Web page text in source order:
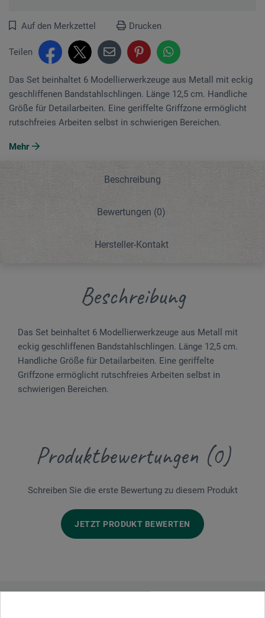
Auf den Merkzettel Drucken
Teilen
Das Set beinhaltet 6 Modellierwerkzeuge aus Metall mit eckig
geschliffenen ­Bandstahl­schlingen. Länge 12,5 cm. Handliche
Größe für Detail­arbeiten. Eine geriffelte Griffzone ermöglicht
rutschfreies Arbeiten selbst in schwierigen Bereichen.
Mehr
Beschreibung
Bewertungen (0)
Hersteller-Kontakt
Beschreibung
Das Set beinhaltet 6 Modellierwerkzeuge aus Metall mit
eckig geschliffenen ­Bandstahl­schlingen. Länge 12,5 cm.
Handliche Größe für Detail­arbeiten. Eine geriffelte
Griffzone ermöglicht rutschfreies Arbeiten selbst in
schwierigen Bereichen.
Produktbewertungen (0)
Schreiben Sie die erste Bewertung zu diesem Produkt
JETZT PRODUKT BEWERTEN